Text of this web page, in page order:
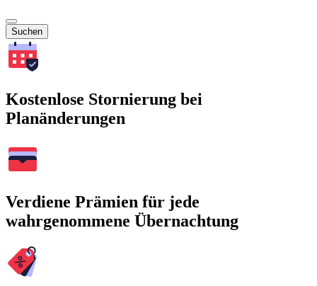
Suchen
Kostenlose Stornierung bei
Planänderungen
Verdiene Prämien für jede
wahrgenommene Übernachtung